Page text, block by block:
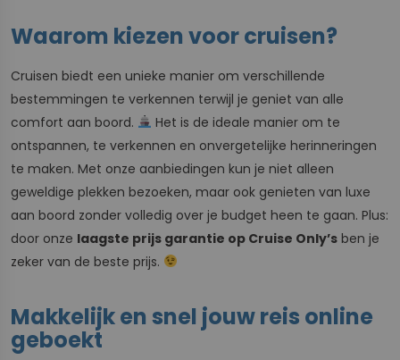
Waarom kiezen voor cruisen?
Cruisen biedt een unieke manier om verschillende
bestemmingen te verkennen terwijl je geniet van alle
comfort aan boord.
Het is de ideale manier om te
ontspannen, te verkennen en onvergetelijke herinneringen
te maken. Met onze aanbiedingen kun je niet alleen
geweldige plekken bezoeken, maar ook genieten van luxe
aan boord zonder volledig over je budget heen te gaan. Plus:
door onze laagste prijs garantie op Cruise Only’s ben je
zeker van de beste prijs.
Makkelijk en snel jouw reis online
geboekt